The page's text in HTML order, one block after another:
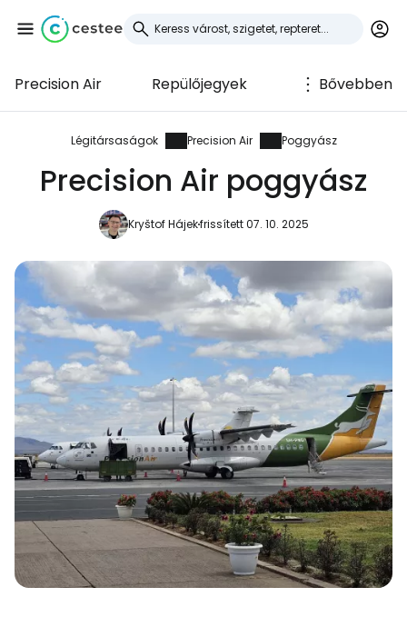
Precision Air Repülőjegyek Bővebben
Légitársaságok Precision Air Poggyász
Precision Air poggyász
Kryštof Hájekfrissített 07. 10. 2025
Bejelentkezés a
Cestee-be
... az utazási közösség világszerte
Folytatás a Facebookkal
Folytassa e-mailben